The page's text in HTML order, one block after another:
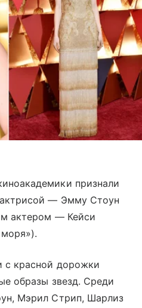
признали
— Эмму Стоун
актером — Кейси
с красной дорожки
образы звезд. Среди
Мэрил Стрип, Шарлиз